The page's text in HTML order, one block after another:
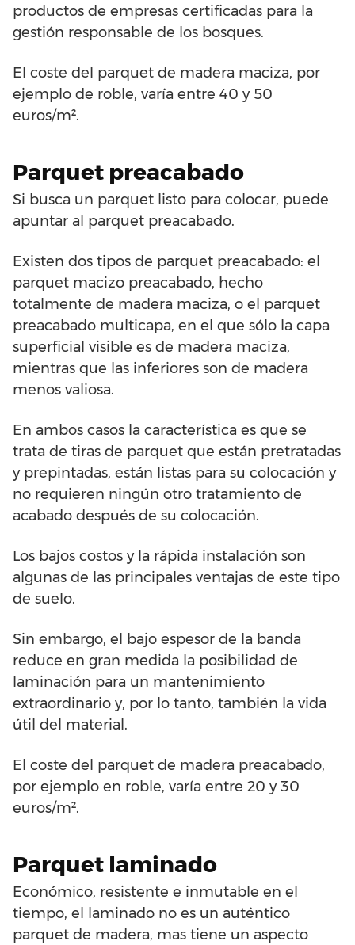
productos de empresas certificadas para la
gestión responsable de los bosques.
El coste del parquet de madera maciza, por
ejemplo de roble, varía entre 40 y 50
euros/m².
Parquet preacabado
Si busca un parquet listo para colocar, puede
apuntar al parquet preacabado.
Existen dos tipos de parquet preacabado: el
parquet macizo preacabado, hecho
totalmente de madera maciza, o el parquet
preacabado multicapa, en el que sólo la capa
superficial visible es de madera maciza,
mientras que las inferiores son de madera
menos valiosa.
En ambos casos la característica es que se
trata de tiras de parquet que están pretratadas
y prepintadas, están listas para su colocación y
no requieren ningún otro tratamiento de
acabado después de su colocación.
Los bajos costos y la rápida instalación son
algunas de las principales ventajas de este tipo
de suelo.
Sin embargo, el bajo espesor de la banda
reduce en gran medida la posibilidad de
laminación para un mantenimiento
extraordinario y, por lo tanto, también la vida
útil del material.
El coste del parquet de madera preacabado,
por ejemplo en roble, varía entre 20 y 30
euros/m².
Parquet laminado
Económico, resistente e inmutable en el
tiempo, el laminado no es un auténtico
parquet de madera, mas tiene un aspecto